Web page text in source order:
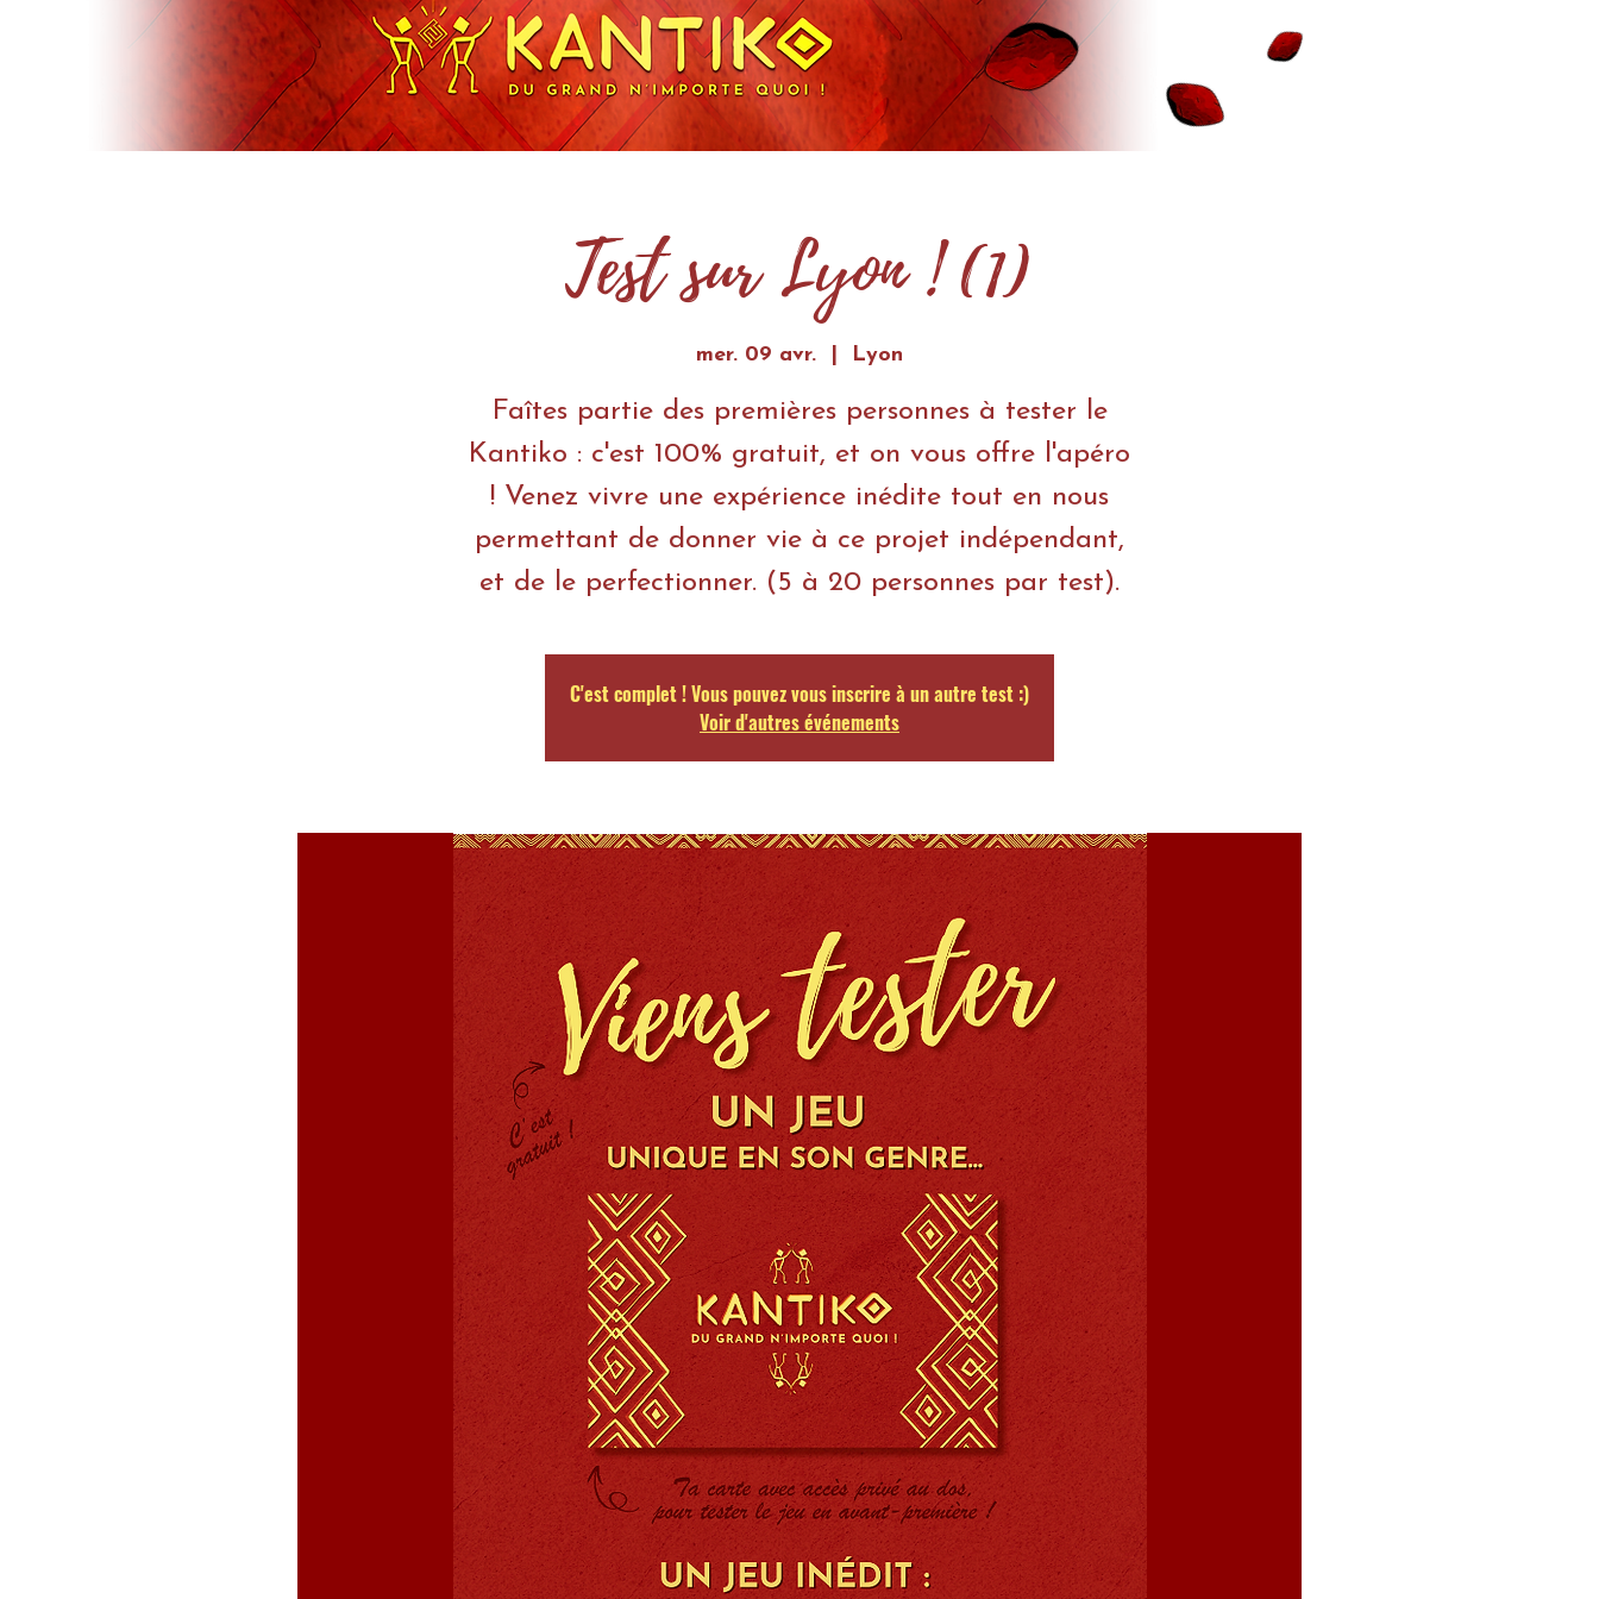
Test sur Lyon ! (1)
mer. 09 avr. Lyon
Faîtes partie des premières personnes à tester le
Kantiko : c'est 100% gratuit, et on vous offre l'apéro
! Venez vivre une expérience inédite tout en nous
permettant de donner vie à ce projet indépendant,
et de le perfectionner. (5 à 20 personnes par test).
C'est complet ! Vous pouvez vous inscrire à un autre test :)
Voir d'autres événements